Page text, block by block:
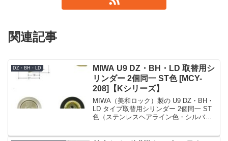
関連記事
DZ・BH・LD
MIWA U9 DZ・BH・LD 取替用シ
リンダー 2個同一 ST色 [MCY-
208]【Kシリーズ】
MIWA（美和ロック）製の U9 DZ・BH・
LD タイプ取替用シリンダー 2個同一 ST
色（ステンレスヘアライン色・シルバー